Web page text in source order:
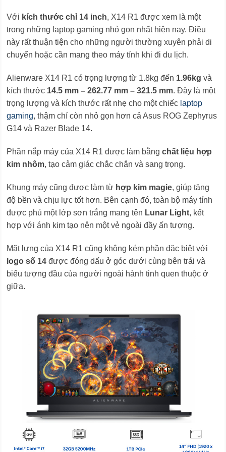
Với kích thước chỉ 14 inch, X14 R1 được xem là một
trong những laptop gaming nhỏ gọn nhất hiện nay. Điều
này rất thuận tiện cho những người thường xuyên phải di
chuyển hoặc cần mang theo máy tính khi đi du lịch.
Alienware X14 R1 có trọng lượng từ 1.8kg đến 1.96kg và
kích thước 14.5 mm – 262.77 mm – 321.5 mm. Đây là một
trọng lượng và kích thước rất nhẹ cho một chiếc laptop
gaming, thậm chí còn nhỏ gọn hơn cả Asus ROG Zephyrus
G14 và Razer Blade 14.
Phần nắp máy của X14 R1 được làm bằng chất liệu hợp
kim nhôm, tạo cảm giác chắc chắn và sang trọng.
Khung máy cũng được làm từ hợp kim magie, giúp tăng
độ bền và chịu lực tốt hơn. Bên cạnh đó, toàn bộ máy tính
được phủ một lớp sơn trắng mang tên Lunar Light, kết
hợp với ánh kim tạo nên một vẻ ngoài đầy ấn tượng.
Mặt lưng của X14 R1 cũng không kém phần đặc biệt với
logo số 14 được đóng dấu ở góc dưới cùng bên trái và
biểu tượng đầu của người ngoài hành tinh quen thuộc ở
giữa.